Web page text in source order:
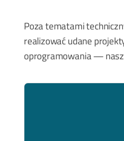
Poza tematami
realizować udane
oprogramowania —